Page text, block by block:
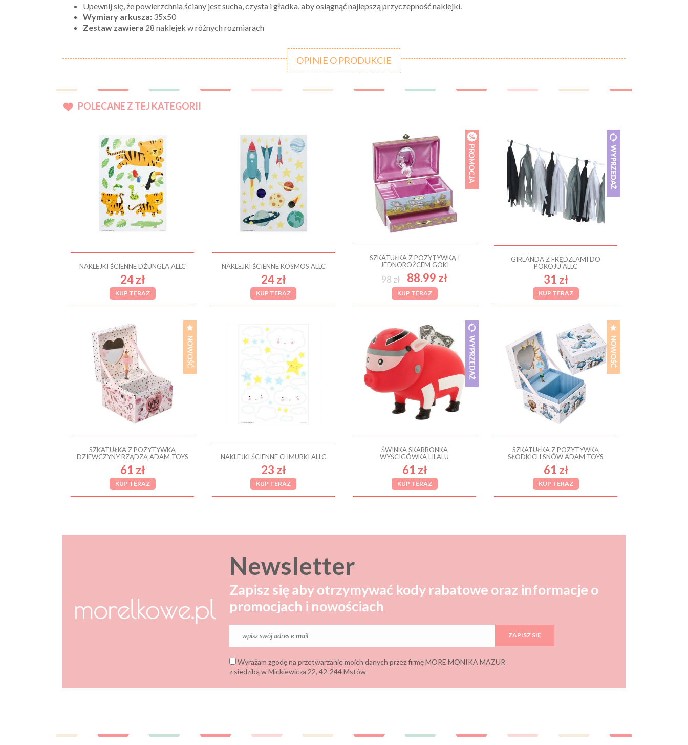
Upewnij się, że powierzchnia ściany jest sucha, czysta i gładka, aby osiągnąć najlepszą przyczepność naklejki.
Wymiary arkusza: 35x50
Zestaw zawiera 28 naklejek w różnych rozmiarach
OPINIE O PRODUKCIE
POLECANE Z TEJ KATEGORII
NAKLEJKI ŚCIENNE DŻUNGLA ALLC
24 zł
KUP TERAZ
NAKLEJKI ŚCIENNE KOSMOS ALLC
24 zł
KUP TERAZ
SZKATUŁKA Z POZYTYWKĄ I
JEDNOROŻCEM GOKI
98 zł 88.99 zł
KUP TERAZ
GIRLANDA Z FRĘDZLAMI DO
POKOJU ALLC
31 zł
KUP TERAZ
SZKATUŁKA Z POZYTYWKĄ
DZIEWCZYNY RZĄDZĄ ADAM TOYS
61 zł
KUP TERAZ
NAKLEJKI ŚCIENNE CHMURKI ALLC
23 zł
KUP TERAZ
ŚWINKA SKARBONKA
WYŚCIGÓWKA LILALU
61 zł
KUP TERAZ
SZKATUŁKA Z POZYTYWKĄ
SŁODKICH SNÓW ADAM TOYS
61 zł
KUP TERAZ
Newsletter
Zapisz się aby otrzymywać kody rabatowe oraz informacje o
promocjach i nowościach
ZAPISZ SIĘ
Wyrażam zgodę na przetwarzanie moich danych przez firmę MORE MONIKA MAZUR
z siedzibą w Mickiewicza 22, 42-244 Mstów